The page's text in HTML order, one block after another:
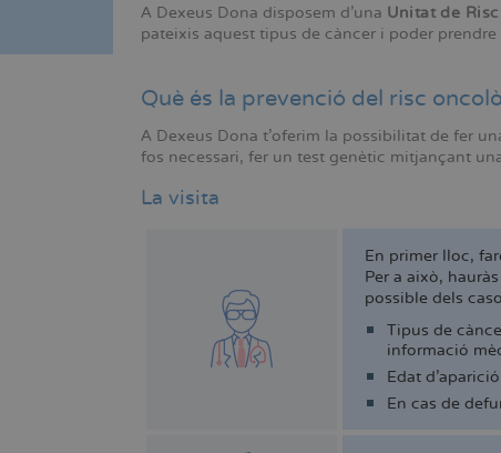
A Dexeus Dona disposem d'una Unitat de
pateixis aquest tipus de càncer i poder
Què és la prevenció del risc
A Dexeus Dona t'oferim la possibilitat de fer
fos necessari, fer un test genètic mitjançant
La visita
En primer lloc,
Per a això,
possible dels
Tipus de
informació
Edat
En cas de